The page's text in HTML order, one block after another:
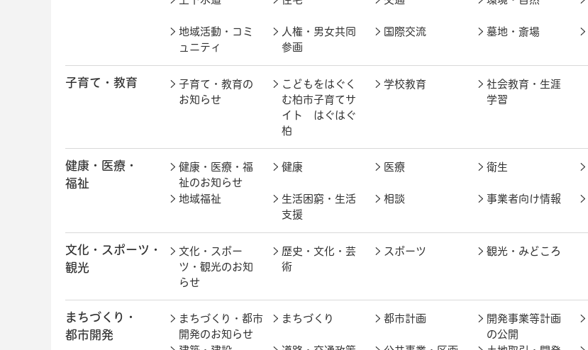
地域活動・コミ
ュニティ
人権・男女共同
参画
国際交流 墓地・斎場
子育て・教育
子育て・教育の
お知らせ
こどもをはぐく
む柏市子育てサ
イト はぐはぐ
柏
学校教育
社会教育・生涯
学習
健康・医療・
福祉
健康・医療・福
祉のお知らせ
健康 医療 衛生
地域福祉
生活困窮・生活
支援
相談 事業者向け情報
文化・スポーツ・
観光
文化・スポー
ツ・観光のお知
らせ
歴史・文化・芸
術
スポーツ 観光・みどころ
まちづくり・
都市開発
まちづくり・都市
開発のお知らせ
まちづくり 都市計画
開発事業等計画
の公開